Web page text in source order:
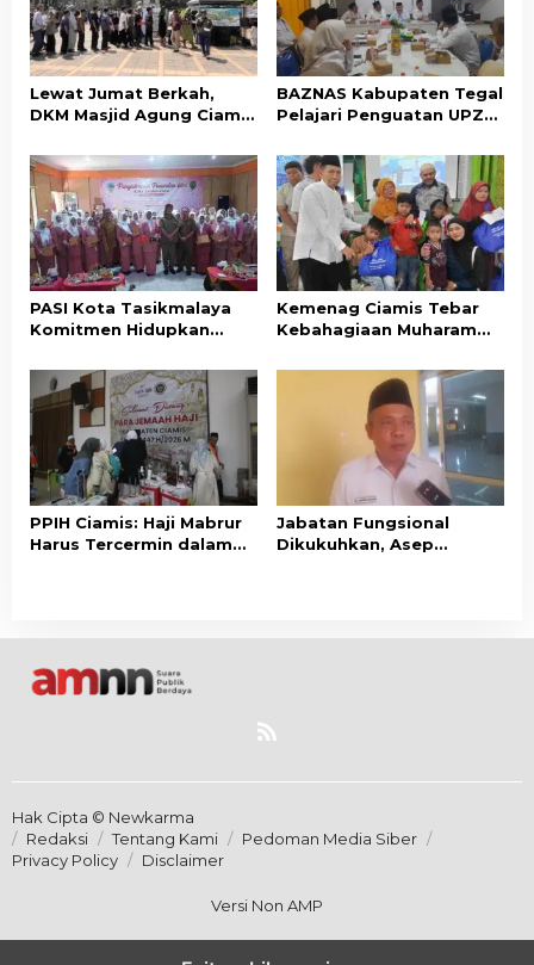
Lewat Jumat Berkah,
DKM Masjid Agung Ciamis
Bersedekah
BAZNAS Kabupaten Tegal
Pelajari Penguatan UPZ
PASI Kota Tasikmalaya
Komitmen Hidupkan
Sunda
Kemenag Ciamis Tebar
Kebahagiaan Muharam
dan Disabilitas
PPIH Ciamis: Haji Mabrur
Harus Tercermin dalam
Jabatan Fungsional
Dikukuhkan, Asep
Hak Cipta © Newkarma
Redaksi
Tentang Kami
Pedoman Media Siber
Privacy Policy
Disclaimer
Versi Non AMP